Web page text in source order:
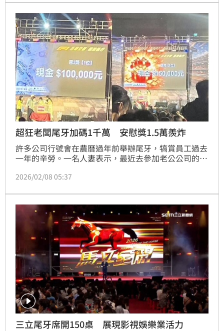
萬元，等於「入職一年就買一輛高級進口車」，消息一
出讓全網暴動。
超狂老闆尾牙加碼1千萬 安慰獎1.5萬羨炸
許多公司行號會在農曆過年前舉辦尾牙，犒賞員工過去
一年的辛勞。一名人妻表示，最近去參加老公公司的尾
萬以上的紅包，讓她驚呼，「全宜蘭最狂！」不少人看
2026/02/08 05:37
三立尾牙席開150桌 展現影視娛樂業活力